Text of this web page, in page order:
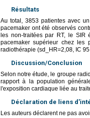
Résultats
Au total, 3853 patientes avec
pacemaker ont été observés
les non-traitées par RT, le
pacemaker supérieur chez les
radiothérapie (sd_HR=2,08, IC
Discussion/Conclusion
Selon notre étude, le groupe
rapport à la population
l'exposition cardiaque liée au
Déclaration de liens
Les auteurs déclarent ne pas